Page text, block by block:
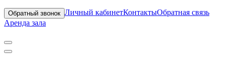
Обратный звонок Личный кабинетКонтактыОбратная связь
Аренда зала